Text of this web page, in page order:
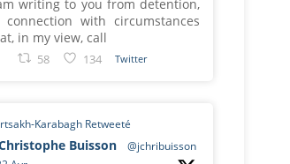
writing to you from detention,
connection with circumstances
in my view, call
58 134 Twitter
Karabagh Retweeté
Buisson
@jchribuisson